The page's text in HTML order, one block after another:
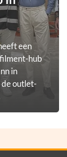
een
hub
in
outlet-